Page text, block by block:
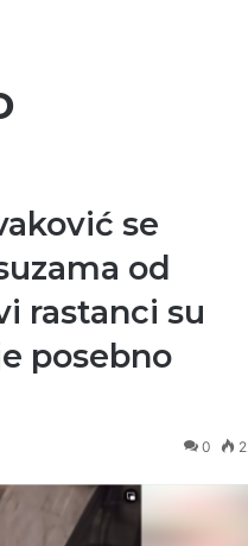
se
od
rastanci su
posebno
0